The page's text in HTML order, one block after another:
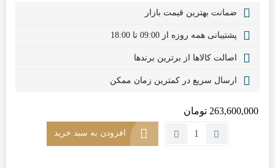
ضمانت بهترین قیمت بازار
پشتیبانی همه روزه از 09:00 تا 18:00
اصالت کالاها از برترین برندها
ارسال سریع در کمترین زمان ممکن
263,600,000 تومان
تعداد:
افزودن به سبد خرید